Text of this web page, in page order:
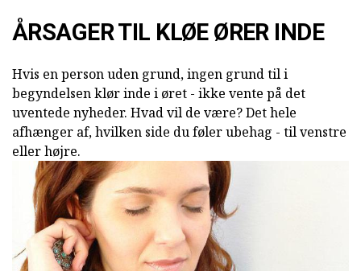
ÅRSAGER TIL KLØE ØRER INDE
Hvis en person uden grund, ingen grund til i
begyndelsen klør inde i øret - ikke vente på det
uventede nyheder. Hvad vil de være? Det hele
afhænger af, hvilken side du føler ubehag - til venstre
eller højre.